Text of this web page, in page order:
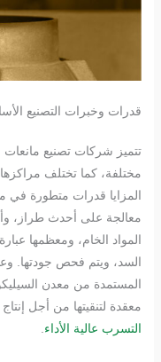
قدرات وخبرات التصنيع
تتميز شركات تصنيع مانعات
مختلفة، كما تختلف
المزايا قدرات متطورة في
معالجة على أحدث طراز،
المواد الخام، ومعظمها
السد، ويتم فحص جودتها.
المستمدة من معدن
معقدة لتنقيتها من أجل
التسرب عالية الأداء.